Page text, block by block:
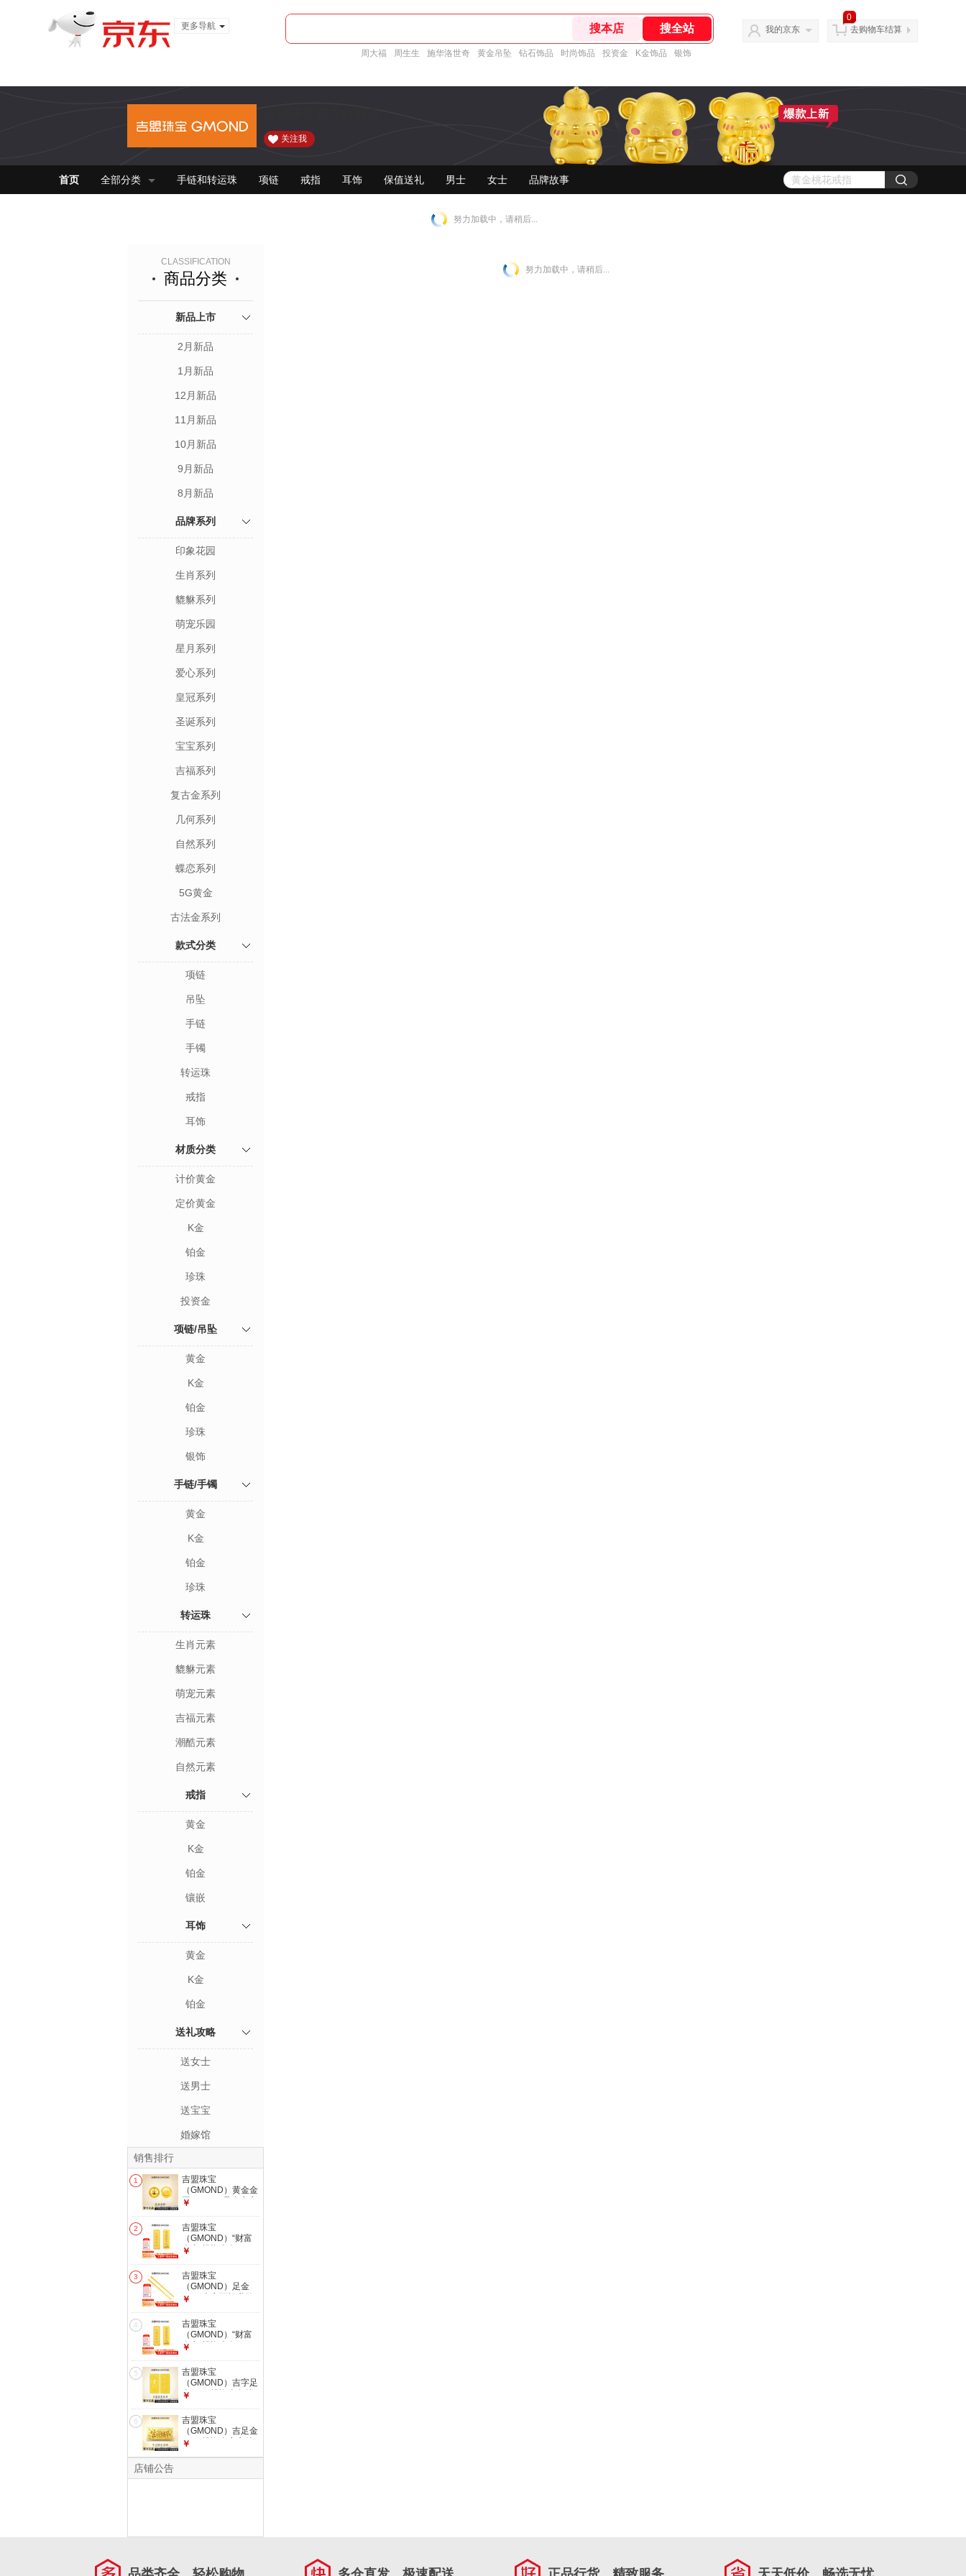
更多导航
周大福 周生生 施华洛世奇 黄金吊坠 钻石饰品 时尚饰品 投资金 K金饰品 银饰
我的京东
0
去购物车结算
关注我
首页 全部分类 手链和转运珠 项链 戒指 耳饰 保值送礼 男士 女士 品牌故事
努力加载中，请稍后...
CLASSIFICATION
商品分类
新品上市
2月新品
1月新品
12月新品
11月新品
10月新品
9月新品
8月新品
品牌系列
印象花园
生肖系列
貔貅系列
萌宠乐园
星月系列
爱心系列
皇冠系列
圣诞系列
宝宝系列
吉福系列
复古金系列
几何系列
自然系列
蝶恋系列
5G黄金
古法金系列
款式分类
项链
吊坠
手链
手镯
转运珠
戒指
耳饰
材质分类
计价黄金
定价黄金
K金
铂金
珍珠
投资金
项链/吊坠
黄金
K金
铂金
珍珠
银饰
手链/手镯
黄金
K金
铂金
珍珠
转运珠
生肖元素
貔貅元素
萌宠元素
吉福元素
潮酷元素
自然元素
戒指
黄金
K金
铂金
镶嵌
耳饰
黄金
K金
铂金
送礼攻略
送女士
送男士
送宝宝
婚嫁馆
销售排行
1
吉盟珠宝
（GMOND）黄金金
豆AU9999足金实心
日礼物送女友送朋友
发货后不支持退换货
和拒收 足金金锭1g-
配鉴定证书
￥
2
吉盟珠宝
（GMOND）“财富
自由”投资金条10g
资收藏礼品七夕礼物
财富自由金条 金重
10.00g（不支持退
换货）
￥
3
吉盟珠宝
（GMOND）足金
9999吉言百福书签
送老婆生日礼物七夕
礼物 发货后不支持
退换货和拒收 大版
吉言书签10g【配检
测证书】
￥
4
吉盟珠宝
（GMOND）“财富
自由”投资金条10g
资收藏礼品七夕礼物
财富自由金条 金重
20.00g（不支持退
换货）
￥
5
吉盟珠宝
（GMOND）吉字足
金9999投资金条纯
生日礼物 发货后不
支持退换货和拒收
5g吉字投资金-配鉴
定证书
￥
6
吉盟珠宝
（GMOND）吉足金
9999投资金实心纯
￥
店铺公告
努力加载中，请稍后...